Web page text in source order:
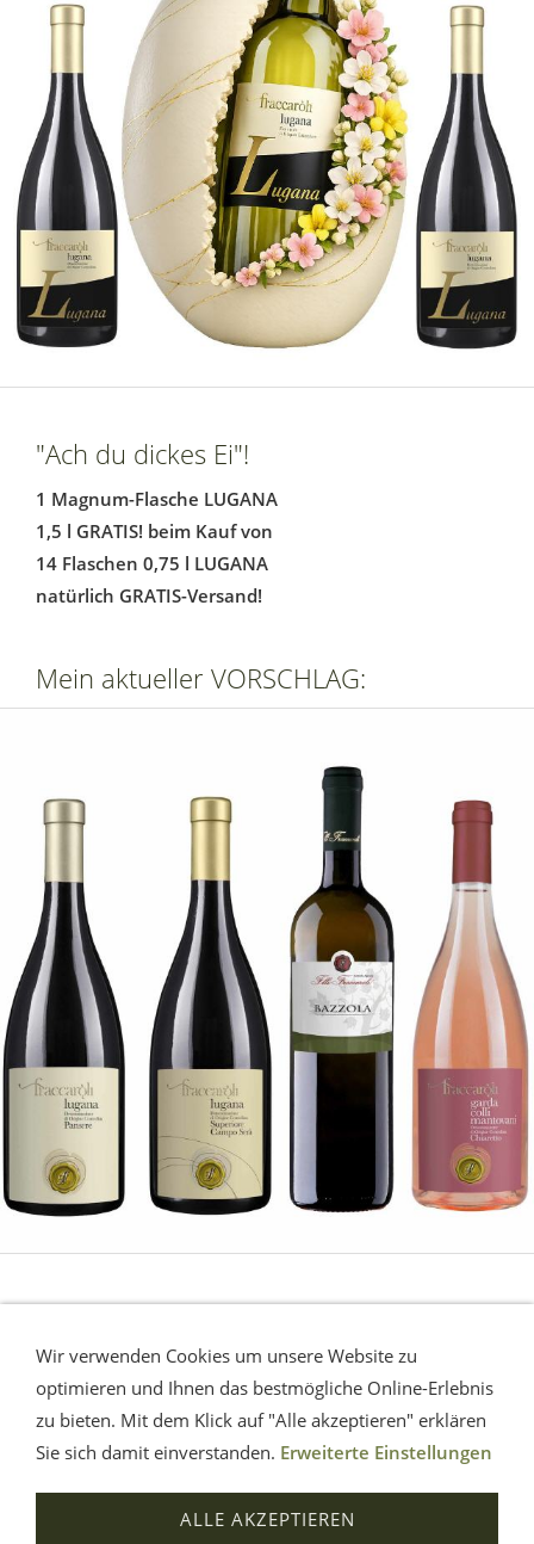
"Ach du dickes Ei"!
1 Magnum-Flasche LUGANA
1,5 l GRATIS! beim Kauf von
14 Flaschen 0,75 l LUGANA
natürlich GRATIS-Versand!
Mein aktueller VORSCHLAG:
Die sommerliche Erfrischung vom Gardasee.Eine
Musterauswahl.
Impressum AGB Widerrufsrecht
Datenschutz
Hilfe
Versand
Wir verwenden Cookies um unsere Website zu
optimieren und Ihnen das bestmögliche Online-Erlebnis
zu bieten. Mit dem Klick auf "Alle akzeptieren" erklären
Sie sich damit einverstanden. Erweiterte Einstellungen
ALLE AKZEPTIEREN